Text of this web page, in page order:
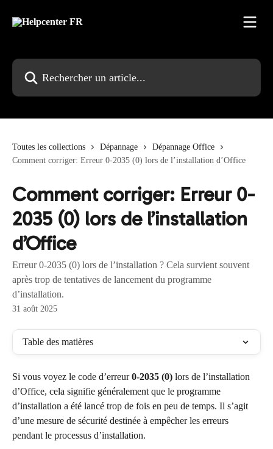
Rechercher un article...
Toutes les collections Dépannage
Dépannage Office
Comment corriger: Erreur 0-2035 (0) lors de l’installation d’Office
Comment corriger: Erreur 0-
2035 (0) lors de l’installation
d’Office
Erreur 0-2035 (0) lors de l’installation ? Cela survient souvent
après trop de tentatives de lancement du programme
d’installation.
31 août 2025
Table des matières
Si vous voyez le code d’erreur 0-2035 (0) lors de l’installation
d’Office, cela signifie généralement que le programme
d’installation a été lancé trop de fois en peu de temps. Il s’agit
d’une mesure de sécurité destinée à empêcher les erreurs
pendant le processus d’installation.